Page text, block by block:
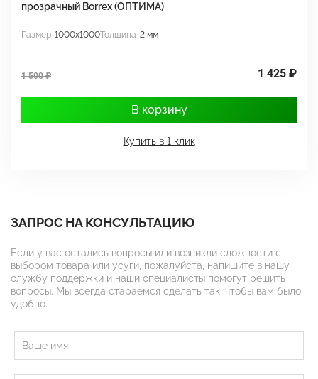
прозрачный Borrex (ОПТИМА)
Размер 1000x1000Толщина 2 мм
1 500 ₽ 1 425 ₽
В корзину
Купить в 1 клик
ЗАПРОС НА КОНСУЛЬТАЦИЮ
Если у вас остались вопросы или возникли сложности с
выбором товара или усуги, пожалуйста, напишите в нашу
службу поддержки и наши специалисты помогут решить
вопросы. Мы всегда стараемся сделать так, чтобы вам было
удобно.